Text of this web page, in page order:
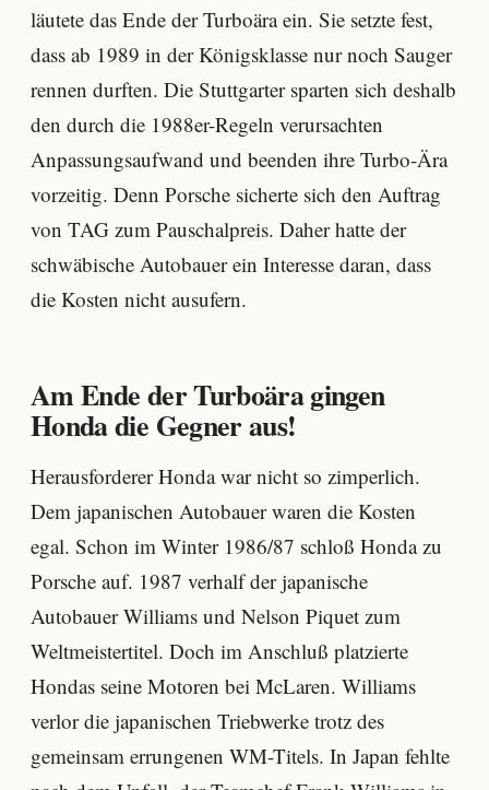
läutete das Ende der Turboära ein. Sie setzte fest,
dass ab 1989 in der Königsklasse nur noch Sauger
rennen durften. Die Stuttgarter sparten sich deshalb
den durch die 1988er-Regeln verursachten
Anpassungsaufwand und beenden ihre Turbo-Ära
vorzeitig. Denn Porsche sicherte sich den Auftrag
von TAG zum Pauschalpreis. Daher hatte der
schwäbische Autobauer ein Interesse daran, dass
die Kosten nicht ausufern.
Am Ende der Turboära gingen
Honda die Gegner aus!
Herausforderer Honda war nicht so zimperlich.
Dem japanischen Autobauer waren die Kosten
egal. Schon im Winter 1986/87 schloß Honda zu
Porsche auf. 1987 verhalf der japanische
Autobauer Williams und Nelson Piquet zum
Weltmeistertitel. Doch im Anschluß platzierte
Hondas seine Motoren bei McLaren. Williams
verlor die japanischen Triebwerke trotz des
gemeinsam errungenen WM-Titels. In Japan fehlte